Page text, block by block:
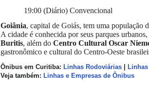
19:00 (Diário) Convencional
Goiânia, capital de Goiás, tem uma população
A cidade é conhecida por seus parques
Buritis, além do Centro Cultural Oscar
gastronômico e cultural do Centro-Oeste
Ônibus em Curitiba: Linhas Rodoviárias
Veja também: Linhas e Empresas de Ônibus